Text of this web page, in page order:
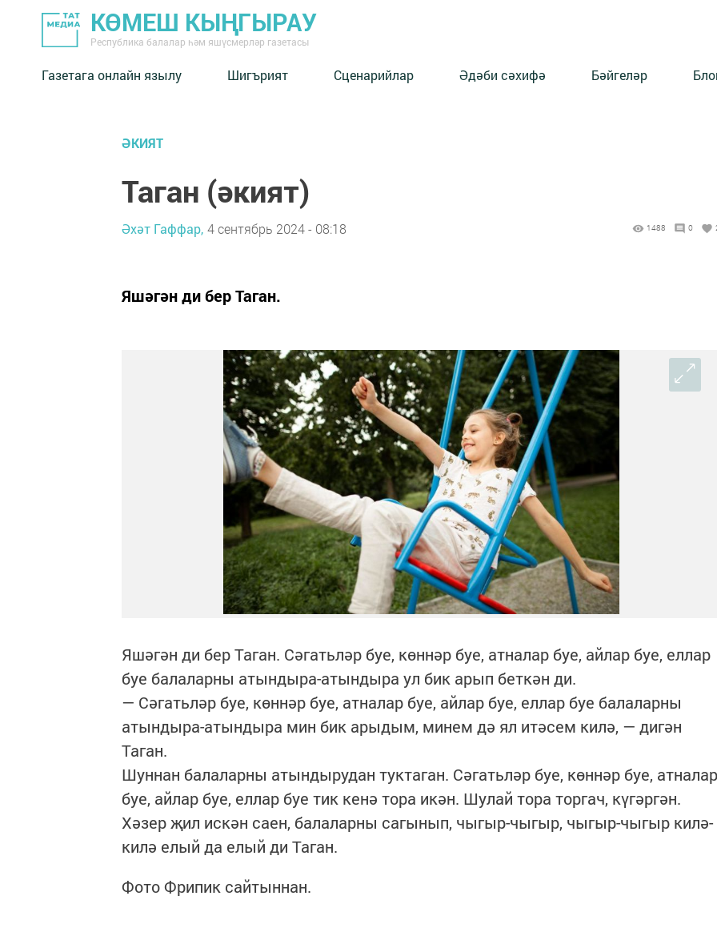
КӨМЕШ КЫҢГЫРАУ
Республика балалар һәм яшүсмерләр газетасы
Газетага онлайн язылу Шигърият Сценарийлар Әдәби сәхифә Бәйгеләр
ӘКИЯТ
Таган (әкият)
Әхәт Гаффар, 4 сентябрь 2024 - 08:18 1488 0
Яшәгән ди бер Таган.
Яшәгән ди бер Таган. Сәгатьләр буе, көннәр буе, атналар буе, айлар буе, еллар
буе балаларны атындыра-атындыра ул бик арып беткән ди.
— Сәгатьләр буе, көннәр буе, атналар буе, айлар буе, еллар буе балаларны
атындыра-атындыра мин бик арыдым, минем дә ял итәсем килә, — дигән
Таган.
Шуннан балаларны атындырудан туктаган. Сәгатьләр буе, көннәр буе, атналар
буе, айлар буе, еллар буе тик кенә тора икән. Шулай тора торгач, күгәргән.
Хәзер җил искән саен, балаларны сагынып, чыгыр-чыгыр, чыгыр-чыгыр килә-
килә елый да елый ди Таган.
Фото Фрипик сайтыннан.